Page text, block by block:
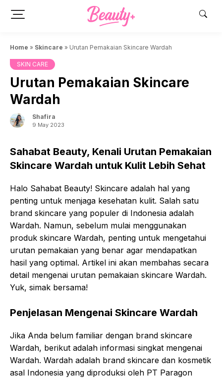
Home » Skincare » Urutan Pemakaian Skincare Wardah
SKIN CARE
Urutan Pemakaian Skincare
Wardah
Shafira
9 May 2023
Sahabat Beauty, Kenali Urutan Pemakaian
Skincare Wardah untuk Kulit Lebih Sehat
Halo Sahabat Beauty! Skincare adalah hal yang
penting untuk menjaga kesehatan kulit. Salah satu
brand skincare yang populer di Indonesia adalah
Wardah. Namun, sebelum mulai menggunakan
produk skincare Wardah, penting untuk mengetahui
urutan pemakaian yang benar agar mendapatkan
hasil yang optimal. Artikel ini akan membahas secara
detail mengenai urutan pemakaian skincare Wardah.
Yuk, simak bersama!
Penjelasan Mengenai Skincare Wardah
Jika Anda belum familiar dengan brand skincare
Wardah, berikut adalah informasi singkat mengenai
Wardah. Wardah adalah brand skincare dan kosmetik
asal Indonesia yang diproduksi oleh PT Paragon